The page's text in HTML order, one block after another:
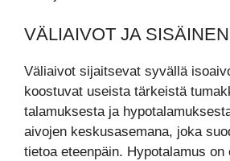
VÄLIAIVOT JA
Väliaivot sijaitsevat syvällä
koostuvat useista tärkeistä
talamuksesta ja
aivojen keskusasemana, joka
tietoa eteenpäin. Hypotalamus